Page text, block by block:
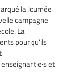
la Journée
campagne
La
pour qu'ils
et